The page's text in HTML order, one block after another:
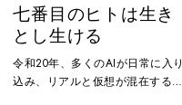
七番目のヒトは生き
とし生ける
令和20年、多くのAIが日常に入り
込み、リアルと仮想が混在する